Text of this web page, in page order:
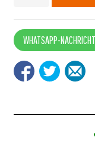
Richmond
Mikrofaser
Army
Green
quantity
WHATSAPP-